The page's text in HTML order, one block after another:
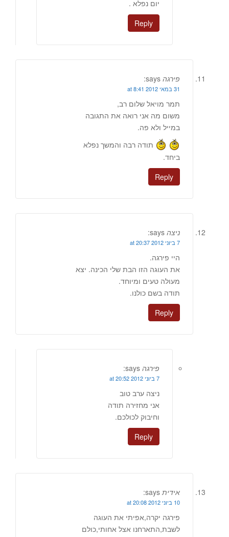
יום נפלא .
Reply
פירגה says:
31 במאי 2012 at 8:41
תמר מויאל שלום רב,
משום מה אני רואה את התגובה
במייל ולא פה.
תודה רבה והמשך נפלא
ביחד.
Reply
ניצה says:
7 ביוני 2012 at 20:37
היי פירגה.
את העוגה הזו הבת שלי הכינה. יצא
מעולה טעים ומיוחד.
תודה בשם כולנו.
Reply
פירגה says:
7 ביוני 2012 at 20:52
ניצה ערב טוב
אני מחזירה תודה
וחיבוק לכולכם.
Reply
אידית says:
10 ביוני 2012 at 20:08
פירגה יקרה,אפיתי את העוגה
לשבת,התארחנו אצל אחותי,כולם